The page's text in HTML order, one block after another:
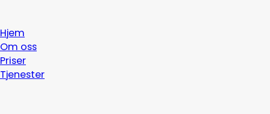
Hjem
Om oss
Priser
Tjenester